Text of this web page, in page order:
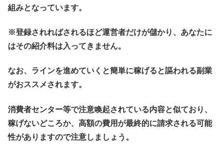
組みとなっています。
※登録されればされるほど運営者だけが儲かり、あなたに
はその紹介料は入ってきません。
なお、ラインを進めていくと簡単に稼げると謳われる副業
がおススメされます。
消費者センター等で注意喚起されている内容と似ており、
稼げないどころか、高額の費用が最終的に請求される可能
性がありますので注意しましょう。